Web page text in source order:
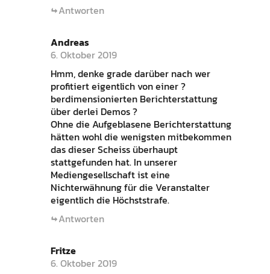
Antworten
Andreas
6. Oktober 2019
Hmm, denke grade darüber nach wer
profitiert eigentlich von einer ?
berdimensionierten Berichterstattung
über derlei Demos ?
Ohne die Aufgeblasene Berichterstattung
hätten wohl die wenigsten mitbekommen
das dieser Scheiss überhaupt
stattgefunden hat. In unserer
Mediengesellschaft ist eine
Nichterwähnung für die Veranstalter
eigentlich die Höchststrafe.
Antworten
Fritze
6. Oktober 2019